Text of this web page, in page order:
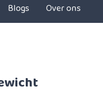
Blogs Over ons